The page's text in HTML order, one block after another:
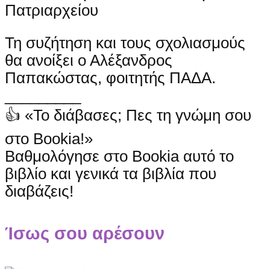
Πατριαρχείου
Τη συζήτηση και τους σχολιασμούς
θα ανοίξει ο Αλέξανδρος
Παπακώστας, φοιτητής ΠΑΔΑ.
👍 «Το διάβασες; Πες τη γνώμη σου
στο Bookia!»
Βαθμολόγησε στο Bookia αυτό το
βιβλίο και γενικά τα βιβλία που
διαβάζεις!
Ίσως σου αρέσουν